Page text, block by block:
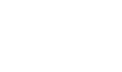
документов для